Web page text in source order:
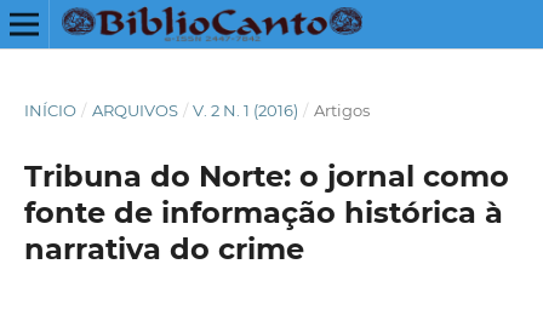
INÍCIO / ARQUIVOS / V. 2 N. 1 (2016) / Artigos
Tribuna do Norte: o jornal como
fonte de informação histórica à
narrativa do crime